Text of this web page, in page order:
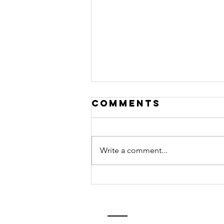
De árboles y
Comments
Write a comment...